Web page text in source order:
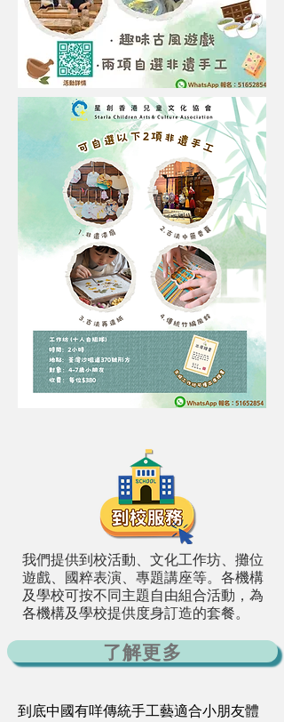
我們提供到校活動、文化工作坊、攤位
遊戲、國粹表演、專題講座等。各機構
及學校可按不同主題自由組合活動，為
各機構及學校提供度身訂造的套餐。
了解更多
到底中國有咩傳統手工藝適合小朋友體